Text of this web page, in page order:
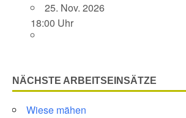
25. Nov. 2026
18:00 Uhr
NÄCHSTE ARBEITSEINSÄTZE
Wiese mähen